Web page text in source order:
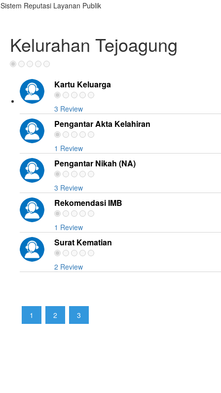
Sistem Reputasi Layanan Publik
Kelurahan Tejoagung
Kartu Keluarga
3 Review
Pengantar Akta Kelahiran
1 Review
Pengantar Nikah (NA)
3 Review
Rekomendasi IMB
1 Review
Surat Kematian
2 Review
1 2 3